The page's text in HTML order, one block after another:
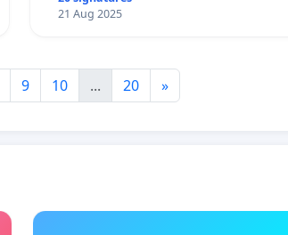
21 Aug 2025
9 10 ... 20 »